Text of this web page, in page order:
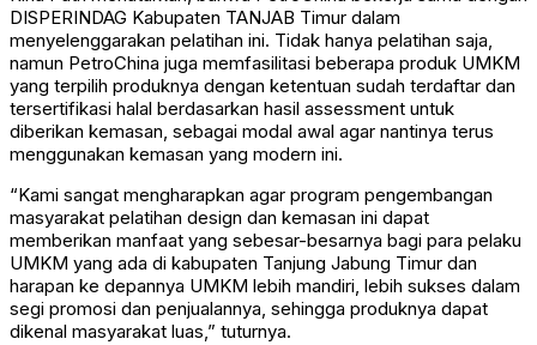
DISPERINDAG Kabupaten TANJAB Timur dalam
menyelenggarakan pelatihan ini. Tidak hanya pelatihan saja,
namun PetroChina juga memfasilitasi beberapa produk UMKM
yang terpilih produknya dengan ketentuan sudah terdaftar dan
tersertifikasi halal berdasarkan hasil assessment untuk
diberikan kemasan, sebagai modal awal agar nantinya terus
menggunakan kemasan yang modern ini.
“Kami sangat mengharapkan agar program pengembangan
masyarakat pelatihan design dan kemasan ini dapat
memberikan manfaat yang sebesar-besarnya bagi para pelaku
UMKM yang ada di kabupaten Tanjung Jabung Timur dan
harapan ke depannya UMKM lebih mandiri, lebih sukses dalam
segi promosi dan penjualannya, sehingga produknya dapat
dikenal masyarakat luas,” tuturnya.